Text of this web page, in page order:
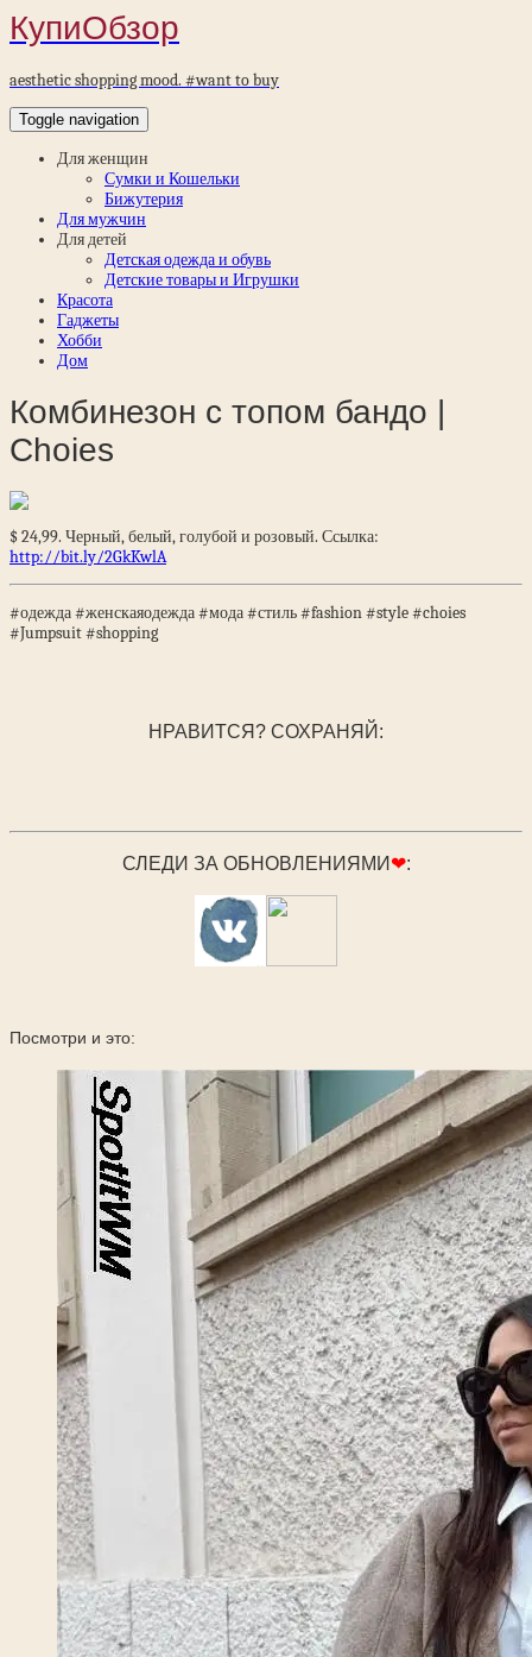
КупиОбзор
aesthetic shopping mood. #want to buy
Toggle navigation
Для женщин
Сумки и Кошельки
Бижутерия
Для мужчин
Для детей
Детская одежда и обувь
Детские товары и Игрушки
Красота
Гаджеты
Хобби
Дом
Комбинезон с топом бандо |
Choies
$ 24,99. Черный, белый, голубой и розовый. Ссылка:
http://bit.ly/2GkKwlA
#одежда #женскаяодежда #мода #стиль #fashion #style #choies
#Jumpsuit #shopping
НРАВИТСЯ? СОХРАНЯЙ:
СЛЕДИ ЗА ОБНОВЛЕНИЯМИ ❤:
Посмотри и это: